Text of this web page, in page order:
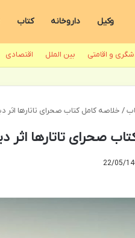
وکیل داروخانه کتاب
و اقامتی بین الملل اقتصادی
/ خلاصه کامل کتاب صحرای تاتارها اثر
صحرای تاتارها اثر